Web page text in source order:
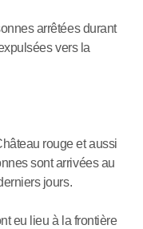
arrêtées durant
vers la
rouge et aussi
sont arrivées au
jours.
eu lieu à la frontière